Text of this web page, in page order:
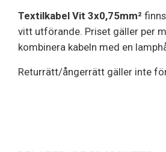
Textilkabel Vit 3x0,75mm²
vitt utförande. Priset gäller per
kombinera kabeln med en
Returrätt/ångerrätt gäller inte